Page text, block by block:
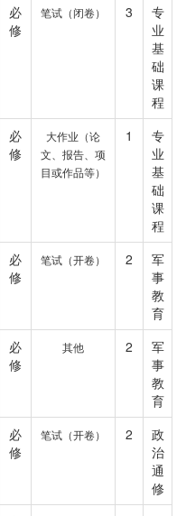
必
修
笔试（闭卷） 3
专
业
基
础
课
程
必
修
大作业（论
文、报告、项
目或作品等）
1
专
业
基
础
课
程
必
修
笔试（开卷） 2
军
事
教
育
必
修
其他 2
军
事
教
育
必
修
笔试（开卷） 2
政
治
通
修